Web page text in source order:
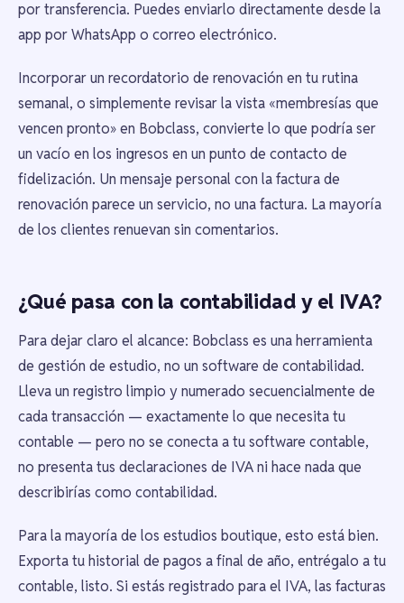
por transferencia. Puedes enviarlo directamente desde la
app por WhatsApp o correo electrónico.
Incorporar un recordatorio de renovación en tu rutina
semanal, o simplemente revisar la vista «membresías que
vencen pronto» en Bobclass, convierte lo que podría ser
un vacío en los ingresos en un punto de contacto de
fidelización. Un mensaje personal con la factura de
renovación parece un servicio, no una factura. La mayoría
de los clientes renuevan sin comentarios.
¿Qué pasa con la contabilidad y el IVA?
Para dejar claro el alcance: Bobclass es una herramienta
de gestión de estudio, no un software de contabilidad.
Lleva un registro limpio y numerado secuencialmente de
cada transacción — exactamente lo que necesita tu
contable — pero no se conecta a tu software contable,
no presenta tus declaraciones de IVA ni hace nada que
describirías como contabilidad.
Para la mayoría de los estudios boutique, esto está bien.
Exporta tu historial de pagos a final de año, entrégalo a tu
contable, listo. Si estás registrado para el IVA, las facturas